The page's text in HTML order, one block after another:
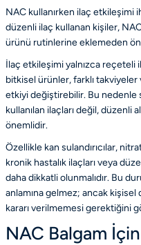
NAC kullanırken ilaç etkileşimi
düzenli ilaç kullanan kişiler,
ürünü rutinlerine eklemeden
İlaç etkileşimi yalnızca reçeteli
bitkisel ürünler, farklı
etkiyi değiştirebilir. Bu nedenle
kullanılan ilaçları değil,
önemlidir.
Özellikle kan sulandırıcılar,
kronik hastalık ilaçları veya
daha dikkatli olunmalıdır. Bu
anlamına gelmez; ancak kişisel
kararı verilmemesi gerektiğini
NAC Balgam İçin